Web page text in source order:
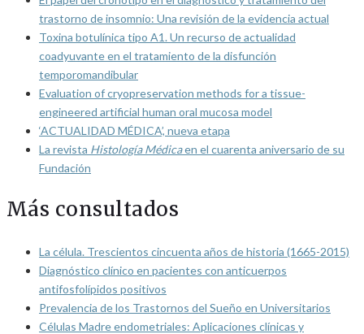
trastorno de insomnio: Una revisión de la evidencia actual
Toxina botulínica tipo A1. Un recurso de actualidad
coadyuvante en el tratamiento de la disfunción
temporomandibular
Evaluation of cryopreservation methods for a tissue-
engineered artificial human oral mucosa model
‘ACTUALIDAD MÉDICA’, nueva etapa
La revista Histología Médicaen el cuarenta aniversario de su
Fundación
Más consultados
La célula. Trescientos cincuenta años de historia (1665-2015)
Diagnóstico clínico en pacientes con anticuerpos
antifosfolípidos positivos
Prevalencia de los Trastornos del Sueño en Universitarios
Células Madre endometriales: Aplicaciones clínicas y